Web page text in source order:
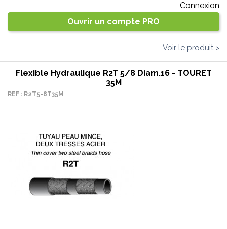
Connexion
Ouvrir un compte PRO
Voir le produit >
Flexible Hydraulique R2T 5/8 Diam.16 - TOURET
35M
REF : R2T5-8T35M